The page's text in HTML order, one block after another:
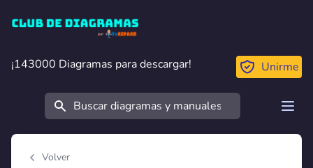
Club de Diagramas
¡143000 Diagramas para descargar!
¡143000 Diagramas para descargar! Unirme
Buscar
Volver